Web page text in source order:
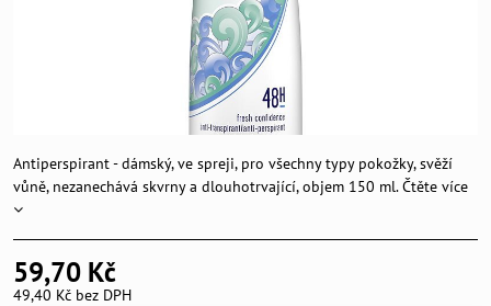
Antiperspirant - dámský, ve spreji, pro všechny typy pokožky, svěží
vůně, nezanechává skvrny a dlouhotrvající, objem 150 ml.Čtěte více
59,70 Kč
49,40 Kč bez DPH